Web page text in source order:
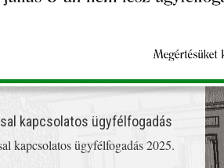
kapcsolatos ügyfélfogadás
kapcsolatos ügyfélfogadás 2025.